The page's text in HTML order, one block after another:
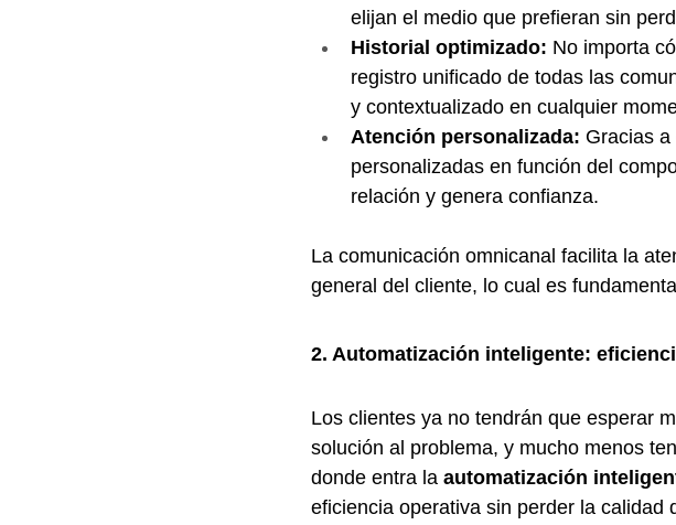
elijan el medio que prefieran sin
Historial optimizado: No importa
registro unificado de todas las
y contextualizado en cualquier
Atención personalizada: Gracias
personalizadas en función del
relación y genera confianza.
La comunicación omnicanal facilita la
general del cliente, lo cual es
2. Automatización inteligente:
Los clientes ya no tendrán que esperar
solución al problema, y mucho menos
donde entra la automatización
eficiencia operativa sin perder la calidad